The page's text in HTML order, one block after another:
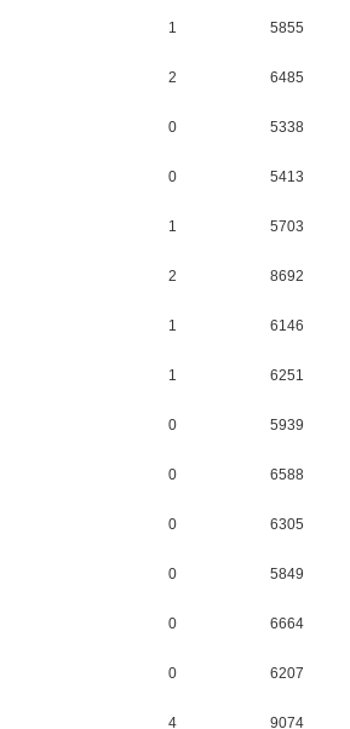
1 5855
2 6485
0 5338
0 5413
1 5703
2 8692
1 6146
1 6251
0 5939
0 6588
0 6305
0 5849
0 6664
0 6207
4 9074